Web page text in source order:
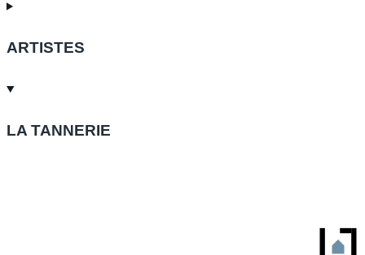
ARTISTES
LA TANNERIE